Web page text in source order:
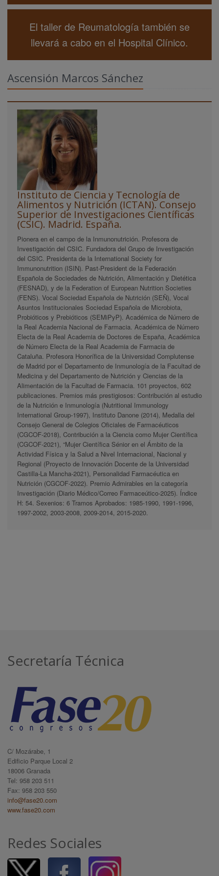
El taller de Reumatología también se
llevará a cabo en el Hospital Clínico.
Ascensión Marcos Sánchez
Instituto de Ciencia y Tecnología de
Alimentos y Nutrición (ICTAN). Consejo
Superior de Investigaciones Científicas
(CSIC). Madrid. España.
Pionera en el campo de la Inmunonutrición. Profesora de
Investigación del CSIC. Fundadora del Grupo de Investigación
del CSIC. Presidenta de la International Society for
Immunonutrition (ISIN). Past-President de la Federación
Española de Sociedades de Nutrición, Alimentación y Dietética
(FESNAD), y de la Federation of European Nutrition Societies
(FENS). Vocal Sociedad Española de Nutrición (SEÑ), Vocal
Asuntos Institucionales Sociedad Española de Microbiota,
Probióticos y Prebióticos (SEMiPyP). Académica de Número de
la Real Academia Nacional de Farmacia. Académica de Número
Electa de la Real Academia de Doctores de España, Académica
de Número Electa de la Real Academia de Farmacia de
Cataluña. Profesora Honorífica de la Universidad Complutense
de Madrid por el Departamento de Inmunología de la Facultad de
Medicina y del Departamento de Nutrición y Ciencias de la
Alimentación de la Facultad de Farmacia. 101 proyectos, 602
publicaciones. Premios más prestigiosos: Contribución al estudio
de la Nutrición e Inmunología (Nutritional Immunology
International Group-1997), Instituto Danone (2014), Medalla del
Consejo General de Colegios Oficiales de Farmacéuticos
(CGCOF-2018), Contribución a la Ciencia como Mujer Científica
(CGCOF-2021), “Mujer Científica Sénior en el Ámbito de la
Actividad Física y la Salud a Nivel Internacional, Nacional y
Regional (Proyecto de Innovación Docente de la Universidad
Castilla-La Mancha-2021), Personalidad Farmacéutica en
Nutrición (CGCOF-2022). Premio Admirables en la categoría
Investigación (Diario Médico/Correo Farmaceútico-2025). Índice
H: 54. Sexenios: 6 Tramos Aprobados: 1985-1990, 1991-1996,
1997-2002, 2003-2008, 2009-2014, 2015-2020.
Secretaría Técnica
C/ Mozárabe, 1
Edificio Parque Local 2
18006 Granada
Tel: 958 203 511
Fax: 958 203 550
info@fase20.com
www.fase20.com
Redes Sociales